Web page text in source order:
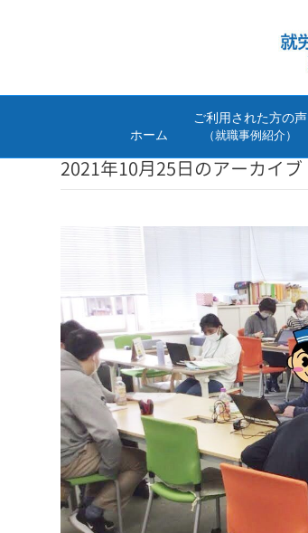
ホーム
ご利用された方の声
（就職事例紹介）
2021年10月25日のアーカイブ